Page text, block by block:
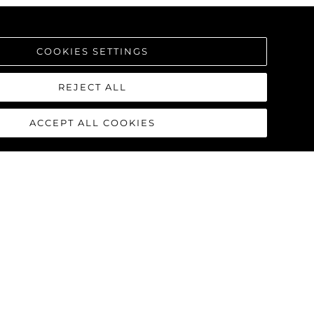
COOKIES SETTINGS
REJECT ALL
ACCEPT ALL COOKIES